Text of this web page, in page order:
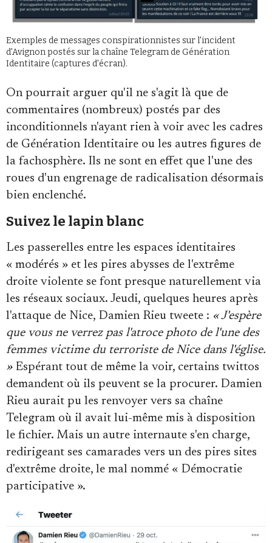
Exemples de messages conspirationnistes sur l'incident
d'Avignon postés sur la chaîne Telegram de Génération
Identitaire (captures d'écran).
On pourrait arguer qu'il ne s'agit là que de
commentaires (nombreux) postés par des
inconditionnels n'ayant rien à voir avec les cadres
de Génération Identitaire ou les autres figures de
la fachosphère. Ils ne sont en effet que l'une des
roues d'un engrenage de radicalisation désormais
bien enclenché.
Suivez le lapin blanc
Les passerelles entre les espaces identitaires
« modérés » et les pires abysses de l'extrême
droite violente se font presque naturellement via
les réseaux sociaux. Jeudi, quelques heures après
l'attaque de Nice, Damien Rieu tweete : « J'espère
que vous ne verrez pas l'atroce photo de l'une des
femmes victime du terroriste de Nice dans l'église.
»Espérant tout de même la voir, certains twittos
demandent où ils peuvent se la procurer. Damien
Rieu aurait pu les renvoyer vers sa chaîne
Telegram où il avait lui-même mis à disposition
le fichier. Mais un autre internaute s'en charge,
redirigeant ses camarades vers un des pires sites
d'extrême droite, le mal nommé « Démocratie
participative ».